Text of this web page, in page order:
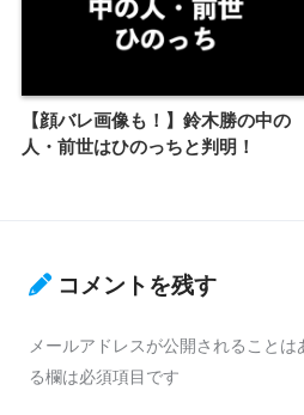
【顔バレ画像も！】鈴木勝の中の
人・前世はひのっちと判明！
コメントを残す
メールアドレスが公開されることは
る欄は必須項目です